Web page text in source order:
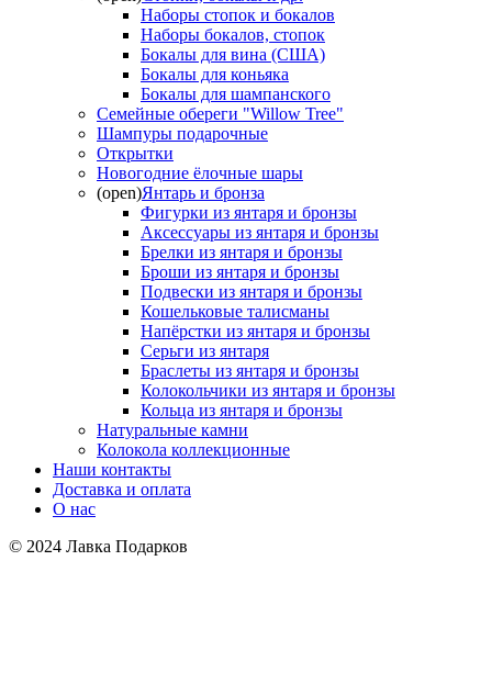
Наборы стопок и бокалов
Наборы бокалов, стопок
Бокалы для вина (США)
Бокалы для коньяка
Бокалы для шампанского
Семейные обереги "Willow Tree"
Шампуры подарочные
Открытки
Новогодние ёлочные шары
(open)Янтарь и бронза
Фигурки из янтаря и бронзы
Аксессуары из янтаря и бронзы
Брелки из янтаря и бронзы
Броши из янтаря и бронзы
Подвески из янтаря и бронзы
Кошельковые талисманы
Напёрстки из янтаря и бронзы
Серьги из янтаря
Браслеты из янтаря и бронзы
Колокольчики из янтаря и бронзы
Кольца из янтаря и бронзы
Натуральные камни
Колокола коллекционные
Наши контакты
Доставка и оплата
О нас
© 2024 Лавка Подарков